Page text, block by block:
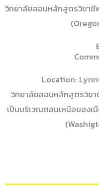
วิทยาลัยสอนหลักสูตรวิชาชี
Location:
วิทยาลัยสอนหลักสูตรวิช
เป็นบริเวณตอนเหนือของ